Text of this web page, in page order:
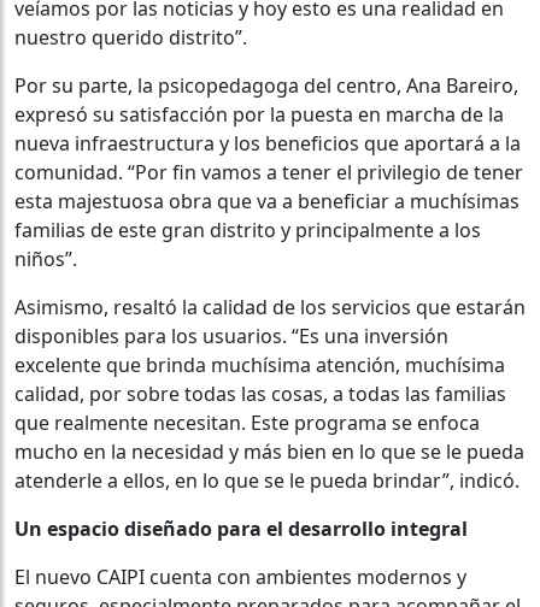
veíamos por las noticias y hoy esto es una realidad en
nuestro querido distrito”.
Por su parte, la psicopedagoga del centro, Ana Bareiro,
expresó su satisfacción por la puesta en marcha de la
nueva infraestructura y los beneficios que aportará a la
comunidad. “Por fin vamos a tener el privilegio de tener
esta majestuosa obra que va a beneficiar a muchísimas
familias de este gran distrito y principalmente a los
niños”.
Asimismo, resaltó la calidad de los servicios que estarán
disponibles para los usuarios. “Es una inversión
excelente que brinda muchísima atención, muchísima
calidad, por sobre todas las cosas, a todas las familias
que realmente necesitan. Este programa se enfoca
mucho en la necesidad y más bien en lo que se le pueda
atenderle a ellos, en lo que se le pueda brindar”, indicó.
Un espacio diseñado para el desarrollo integral
El nuevo CAIPI cuenta con ambientes modernos y